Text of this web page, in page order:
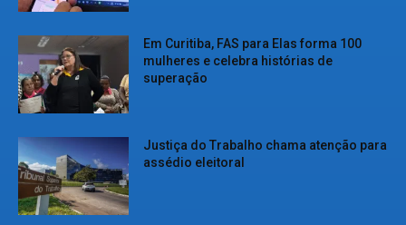
Em Curitiba, FAS para Elas forma 100
mulheres e celebra histórias de
superação
Justiça do Trabalho chama atenção para
assédio eleitoral